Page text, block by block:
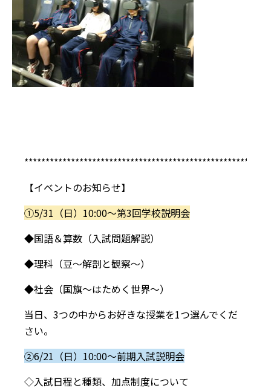
【イベントのお知らせ】
①5/31（日）10:00～第3回学校説明会
◆国語＆算数（入試問題解説）
◆理科（豆～解剖と観察～）
◆社会（国旗～はためく世界～）
当日、3つの中からお好きな授業を1つ選んでくだ
さい。
②6/21（日）10:00～前期入試説明会
◇入試日程と種類、加点制度について